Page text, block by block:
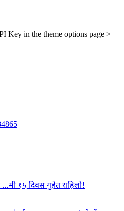
Key in the theme options page >
१५ दिवस गुहेत राहिलो!